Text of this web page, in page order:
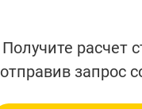
Получите расчет
отправив запрос